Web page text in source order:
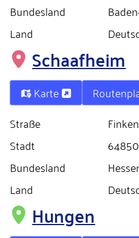
Bundesland
Land
Schaafheim
Karte
Straße
Stadt
Bundesland
Land
Hungen